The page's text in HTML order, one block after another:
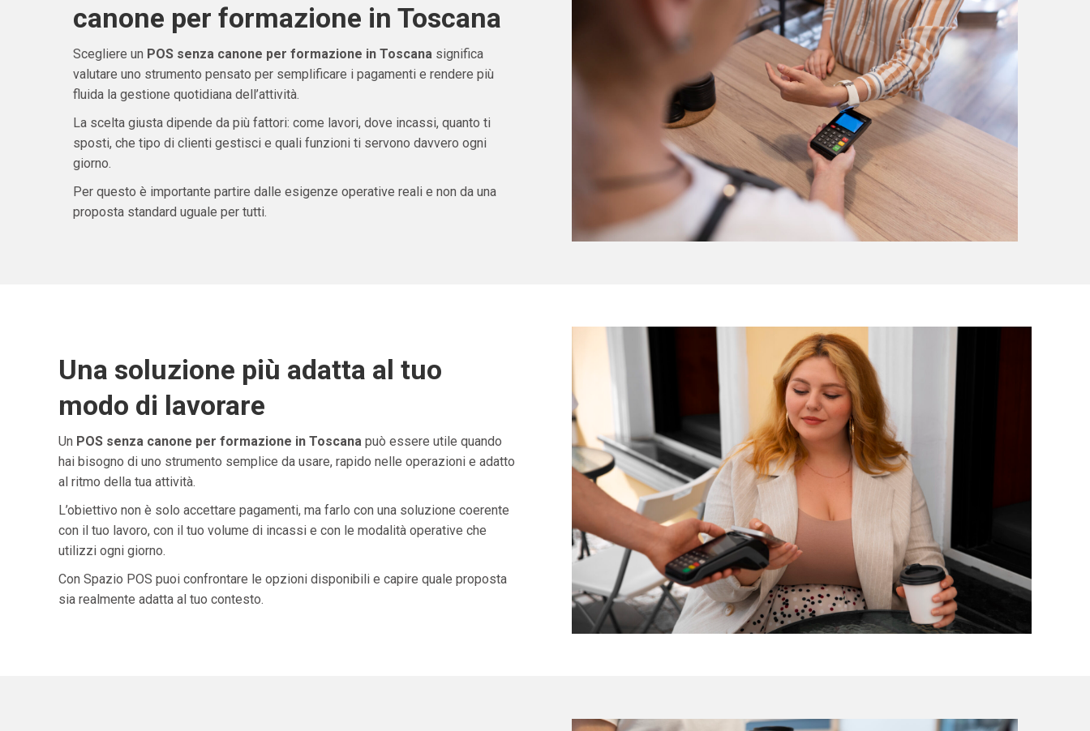
canone per formazione in Toscana
Scegliere un POS senza canone per formazione in Toscanasignifica
valutare uno strumento pensato per semplificare i pagamenti e rendere più
fluida la gestione quotidiana dell’attività.
La scelta giusta dipende da più fattori: come lavori, dove incassi, quanto ti
sposti, che tipo di clienti gestisci e quali funzioni ti servono davvero ogni
giorno.
Per questo è importante partire dalle esigenze operative reali e non da una
proposta standard uguale per tutti.
Una soluzione più adatta al tuo
modo di lavorare
Un POS senza canone per formazione in Toscana può essere utile quando
hai bisogno di uno strumento semplice da usare, rapido nelle operazioni e adatto
al ritmo della tua attività.
L’obiettivo non è solo accettare pagamenti, ma farlo con una soluzione coerente
con il tuo lavoro, con il tuo volume di incassi e con le modalità operative che
utilizzi ogni giorno.
Con Spazio POS puoi confrontare le opzioni disponibili e capire quale proposta
sia realmente adatta al tuo contesto.